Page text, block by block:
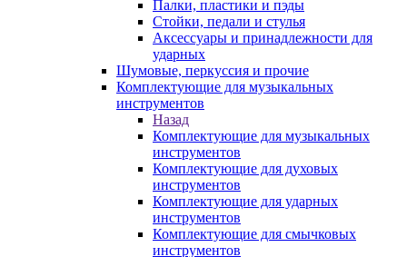
Палки, пластики и пэды
Стойки, педали и стулья
Аксессуары и принадлежности для
ударных
Шумовые, перкуссия и прочие
Комплектующие для музыкальных
инструментов
Назад
Комплектующие для музыкальных
инструментов
Комплектующие для духовых
инструментов
Комплектующие для ударных
инструментов
Комплектующие для смычковых
инструментов